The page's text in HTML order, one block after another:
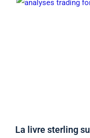
La livre sterling